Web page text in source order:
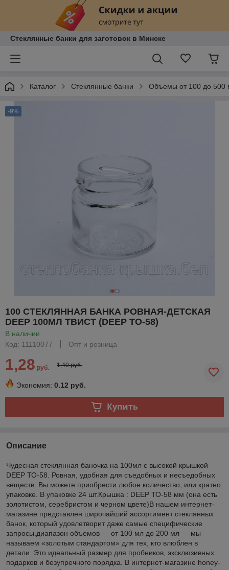
Стеклянные банки для заготовок в Минске
Каталог Стеклянные банки Объемы от 100 до 500
-9%
100 СТЕКЛЯННАЯ БАНКА РОВНАЯ-ДЕТСКАЯ
DEEP 100МЛ ТВИСТ (DEEP ТО-58)
В наличии
Код: 11110077
Опт и розница
1,28 руб. 1,40 руб.
Экономия: 0.12 руб.
Купить
Описание
Чудесная стеклянная баночка на 100мл с высокой крышкой
DEEP ТО-58. Ровная, удобная для съедобных и несъедобных
веществ. Вы можете приобрести любое количество, или кратно
упаковке. В упаковке 24 шт.Крышка : DEEP ТО-58 мм (она есть
золотистом, серебристом и черном цвете)В нашем интернет-
магазине представлен широчайший ассортимент стеклянных
банок, который удовлетворит даже самые специфические
запросы.диапазон объемов — от 100 мл до 200 мл — мы
называем «золотым стандартом» для тех, кто влюблен в
детали. Это идеальный размер для пробников, эксклюзивных
подарков и безупречного порядка. В интернет-магазине honey-